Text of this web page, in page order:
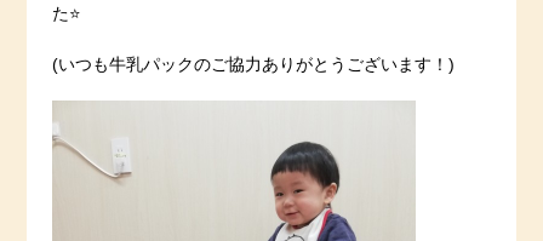
た⭐️
(いつも牛乳パックのご協力ありがとうございます！)